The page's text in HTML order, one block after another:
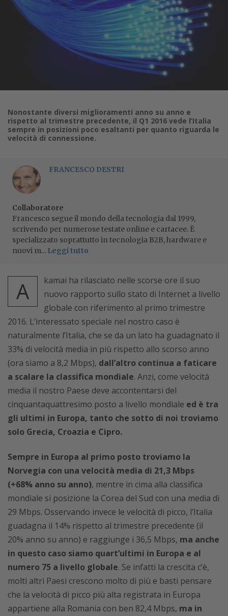
Nonostante diversi miglioramenti anno su anno e
rispetto al trimestre precedente, il Q1 2016 vede l’Italia
sempre in posizioni poco esaltanti per quanto riguarda le
velocità di connessione.
FRANCESCO DESTRI
Collaboratore
Francesco segue il mondo della tecnologia dal 1999,
scrivendo per numerose testate online e cartacee. È
specializzato soprattutto in tecnologia B2B, hardware e
nuovi m... Leggi tutto
A
kamai ha rilasciato nelle scorse ore il suo
nuovo rapporto sullo stato di Internet a livello
globale con riferimento al primo trimestre
2016. L’interessato speciale nel nostro caso è
naturalmente l’Italia, che se da un lato ha guadagnato il
33% di velocità media in più rispetto allo scorso anno
(ora siamo a 8,2 Mbps), dall’altro continua a faticare
a scalare la classifica mondiale. Anzi, come velocità
media il nostro Paese deve accontentarsi del
cinquantaquattresimo posto a livello mondiale ed è tra
gli ultimi in Europa, tanto che sotto di noi troviamo
solo Grecia, Croazia e Cipro.
Sempre in Europa al primo posto troviamo la
Norvegia con una velocità media di 21,3 Mbps
(+68% anno su anno), mentre in cima alla classifica
mondiale si posizione la Corea del Sud con una media di
29 Mbps. Osservando invece le velocità di picco, l’Italia
guadagna il 14% rispetto al trimestre precedente (il
20% anno su anno) e raggiunge i 36,5 Mbps, ma anche
in questo caso siamo quart’ultimi in Europa e al
numero 75 a livello globale. Se infatti la crescita c’è,
molti altri Paesi crescono molto di più e basti pensare
che la velocità di picco più alta registrata in Europa
appartiene alla Romania con ben 82,4 Mbps, ma in